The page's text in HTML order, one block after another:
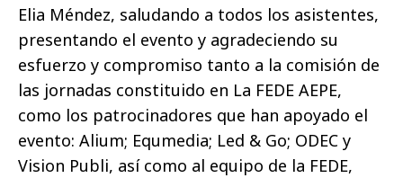
Elia Méndez, saludando a todos los asistentes,
presentando el evento y agradeciendo su
esfuerzo y compromiso tanto a la comisión de
las jornadas constituido en La FEDE AEPE,
como los patrocinadores que han apoyado el
evento: Alium; Equmedia; Led & Go; ODEC y
Vision Publi, así como al equipo de la FEDE,